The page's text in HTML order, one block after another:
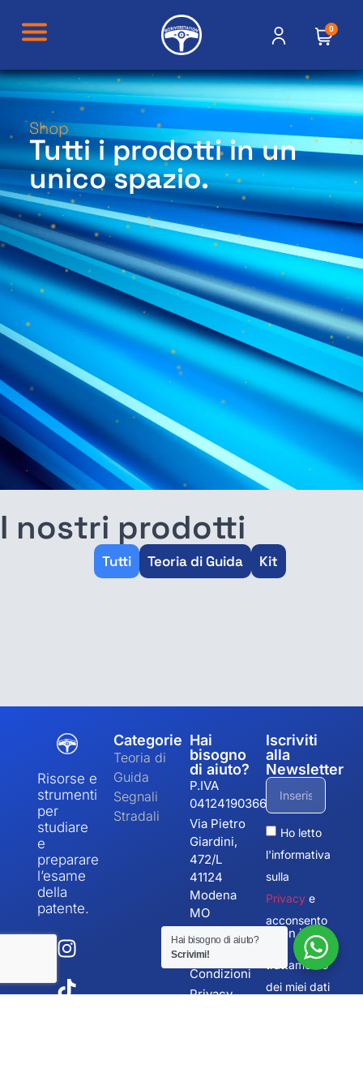
0
Shop
Tutti i prodotti in un
unico spazio.
I nostri prodotti
Teoria di Guida Kit
Tutti
Risorse e
strumenti
per
studiare
e
preparare
l’esame
della
patente.
Categorie
Teoria di
Guida
Segnali
Stradali
Hai
bisogno
di aiuto?
P.IVA
04124190366
Via Pietro
Giardini,
472/L
41124
Modena
MO
yuri@driverstation.it
Termini e
Condizioni
Privacy
Iscriviti
alla
Newsletter
Ho letto
l'informativa
sulla
Privacy e
acconsento
trattamento
dei miei dati
Hai bisogno di aiuto?
Scrivimi!